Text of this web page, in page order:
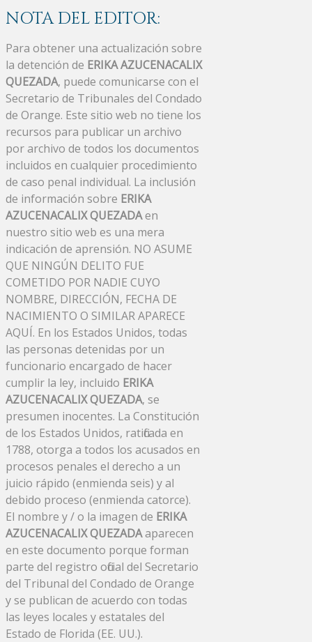
NOTA DEL EDITOR:
Para obtener una actualización sobre
la detención de ERIKA AZUCENACALIX
QUEZADA, puede comunicarse con el
Secretario de Tribunales del Condado
de Orange. Este sitio web no tiene los
recursos para publicar un archivo
por archivo de todos los documentos
incluidos en cualquier procedimiento
de caso penal individual. La inclusión
de información sobre ERIKA
AZUCENACALIX QUEZADAen
nuestro sitio web es una mera
indicación de aprensión. NO ASUME
QUE NINGÚN DELITO FUE
COMETIDO POR NADIE CUYO
NOMBRE, DIRECCIÓN, FECHA DE
NACIMIENTO O SIMILAR APARECE
AQUÍ. En los Estados Unidos, todas
las personas detenidas por un
funcionario encargado de hacer
cumplir la ley, incluido ERIKA
AZUCENACALIX QUEZADA, se
presumen inocentes. La Constitución
de los Estados Unidos, ratificada en
1788, otorga a todos los acusados ​​en
procesos penales el derecho a un
juicio rápido (enmienda seis) y al
debido proceso (enmienda catorce).
El nombre y / o la imagen de ERIKA
AZUCENACALIX QUEZADAaparecen
en este documento porque forman
parte del registro oficial del Secretario
del Tribunal del Condado de Orange
y se publican de acuerdo con todas
las leyes locales y estatales del
Estado de Florida (EE. UU.).